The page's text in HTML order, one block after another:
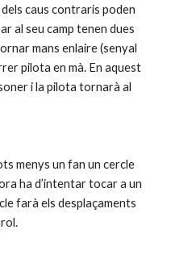
caus contraris poden
al seu camp tenen dues
mans enlaire (senyal
pilota en mà. En aquest
i la pilota tornarà al
menys un fan un cercle
ha d’intentar tocar a un
farà els desplaçaments